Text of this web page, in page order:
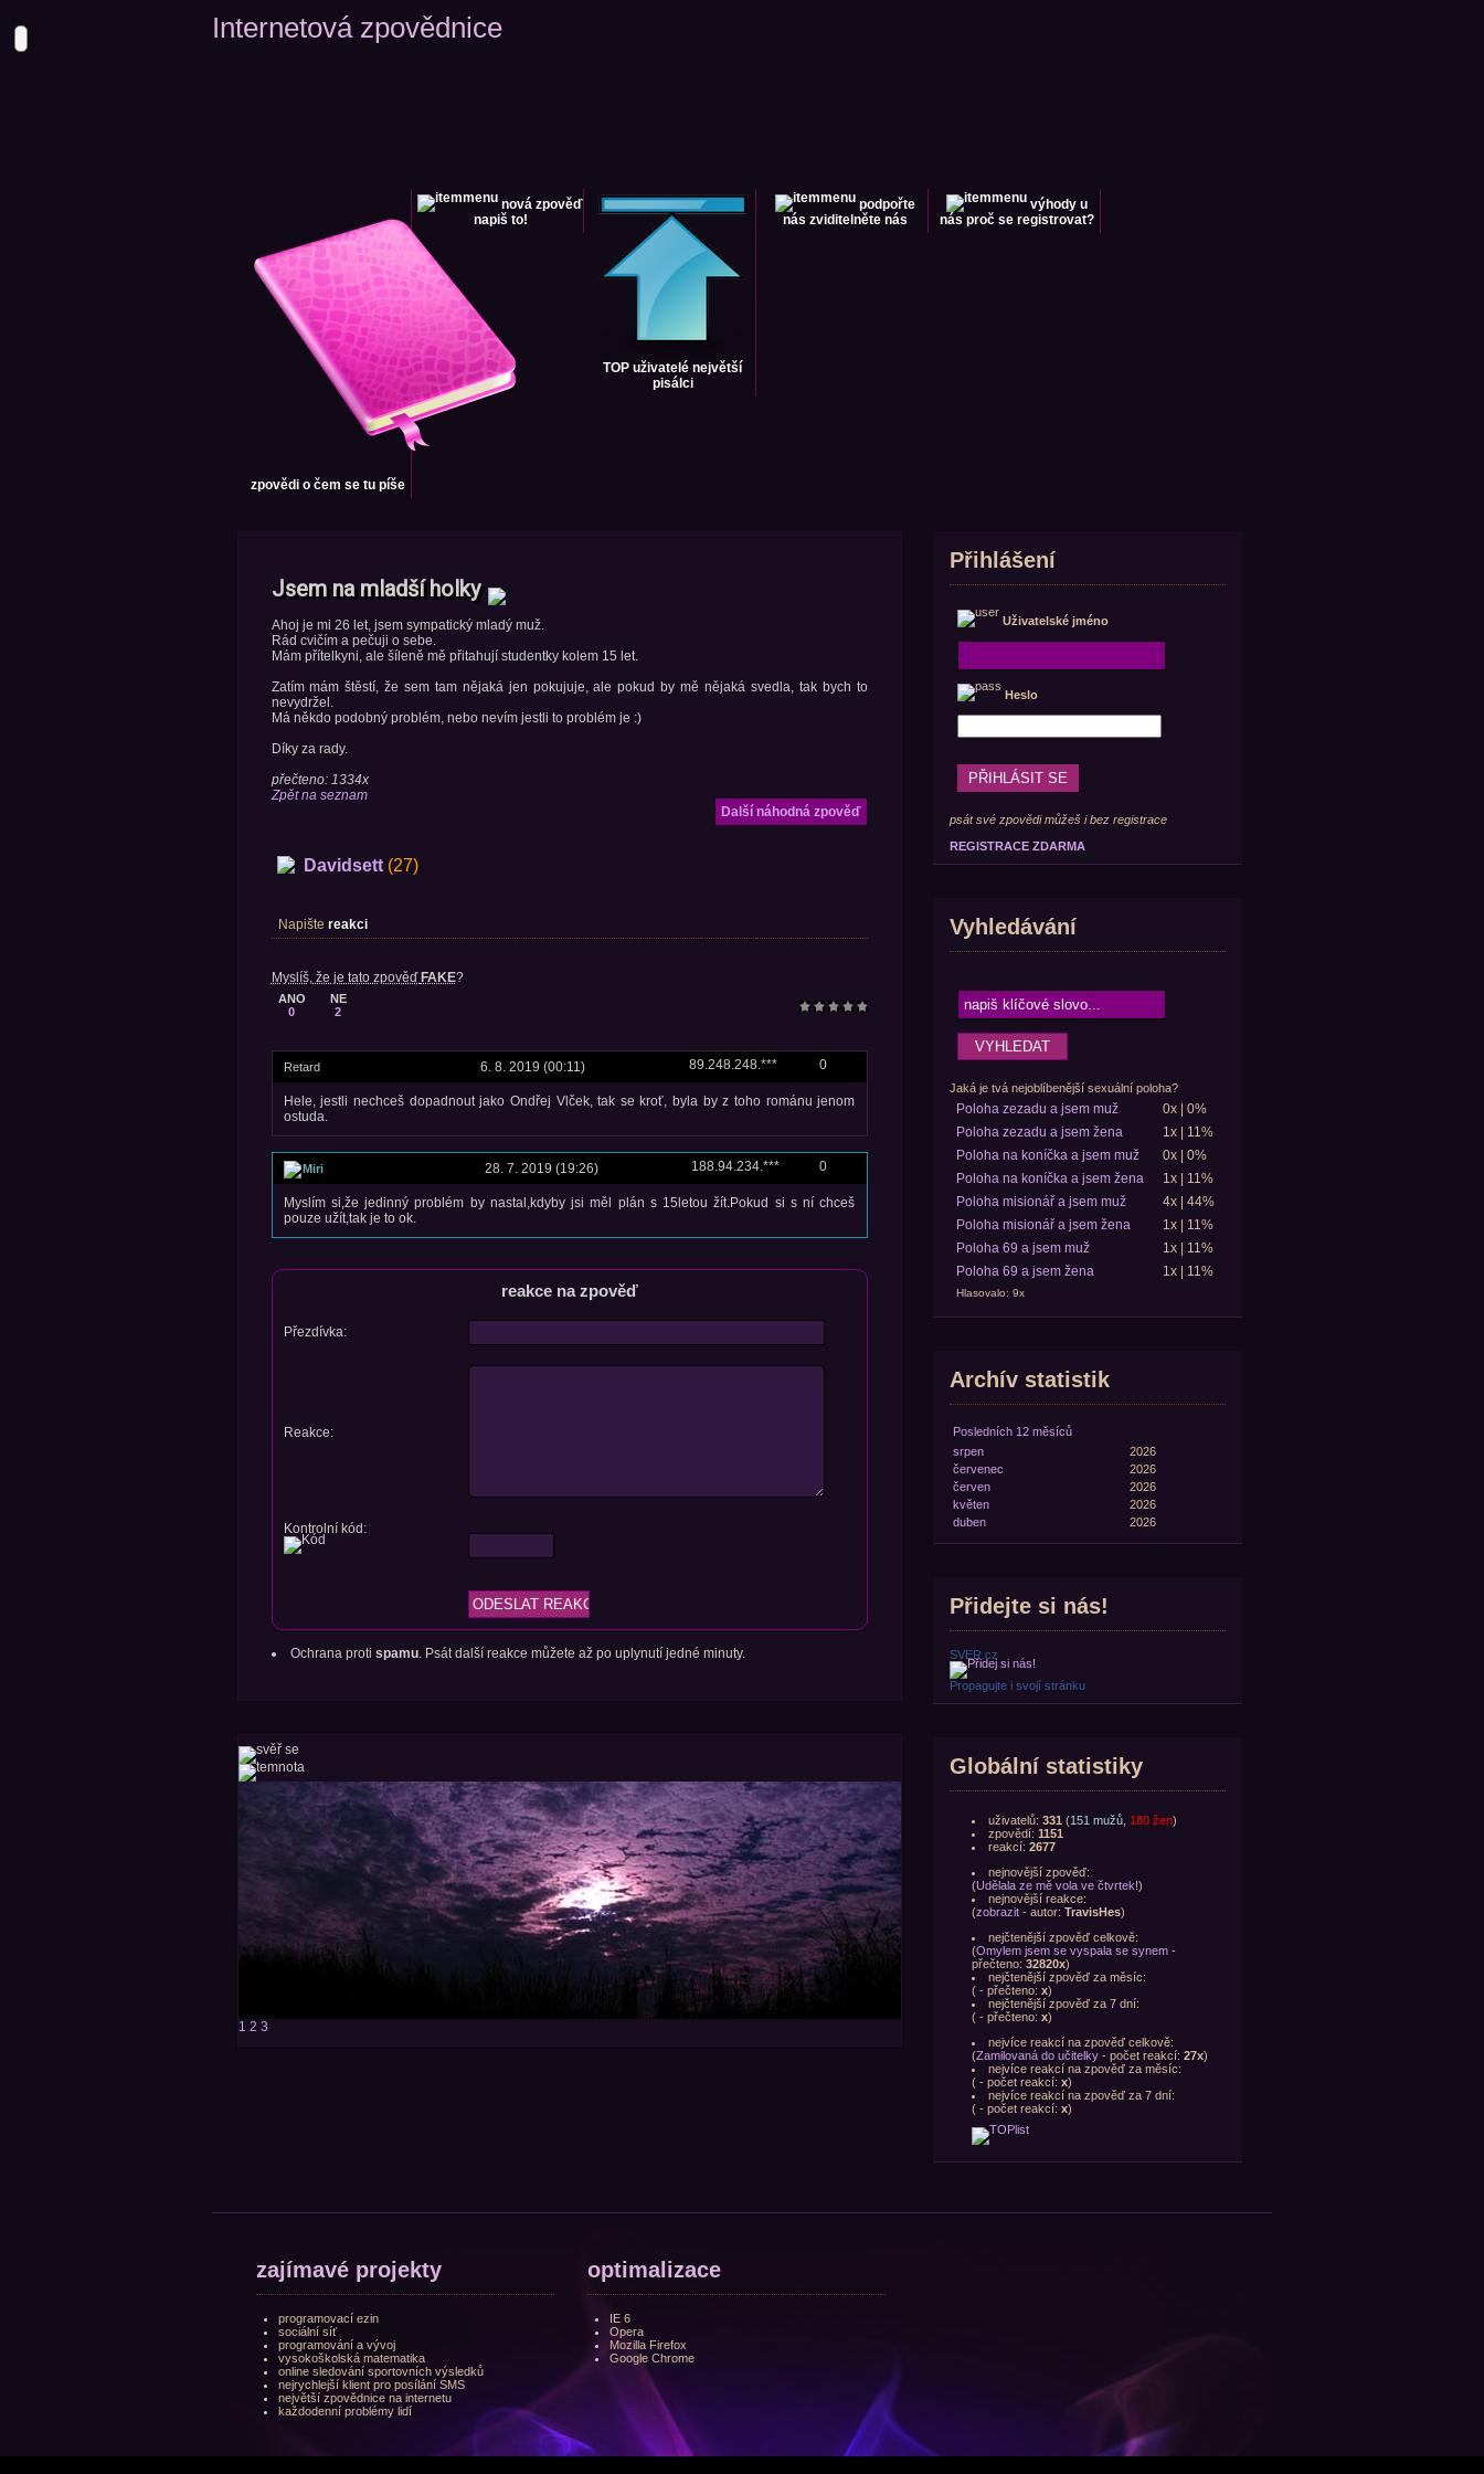
Internetová zpovědnice
zpovědi o čem se tu píše
nová zpověď
napiš to!
TOP uživatelé největší
pisálci
podpořte
nás zviditelněte nás
výhody u
nás proč se registrovat?
Jsem na mladší holky
Ahoj je mi 26 let, jsem sympatický mladý muž.
Rád cvičím a pečuji o sebe.
Mám přítelkyni, ale šíleně mě přitahují studentky kolem 15 let.
Zatím mám štěstí, že sem tam nějaká jen pokujuje, ale pokud by mě nějaká svedla, tak bych to
nevydržel.
Má někdo podobný problém, nebo nevím jestli to problém je :)
Díky za rady.
přečteno: 1334x
Zpět na seznam
Další náhodná zpověď
Davidsett(27)
Napište reakci
Myslíš, že je tato zpověďFAKE?
ANO
0
NE
2
Retard 6. 8. 2019 (00:11) 89.248.248.*** 0
Hele, jestli nechceš dopadnout jako Ondřej Vlček, tak se kroť, byla by z toho románu jenom
ostuda.
Miri 28. 7. 2019 (19:26) 188.94.234.*** 0
Myslím si,že jedinný problém by nastal,kdyby jsi měl plán s 15letou žít.Pokud si s ní chceš
pouze užít,tak je to ok.
reakce na zpověď
Přezdívka:
Reakce:
Kontrolní kód:
Ochrana proti spamu. Psát další reakce můžete až po uplynutí jedné minuty.
1 2 3
Přihlášení
Uživatelské jméno
Heslo
psát své zpovědi můžeš i bez registrace
REGISTRACE ZDARMA
Vyhledávání
Jaká je tvá nejoblíbenější sexuální poloha?
Poloha zezadu a jsem muž
0x | 0%
Poloha zezadu a jsem žena
1x | 11%
Poloha na koníčka a jsem muž
0x | 0%
Poloha na koníčka a jsem žena
1x | 11%
Poloha misionář a jsem muž
4x | 44%
Poloha misionář a jsem žena
1x | 11%
Poloha 69 a jsem muž
1x | 11%
Poloha 69 a jsem žena
1x | 11%
Hlasovalo: 9x
Archív statistik
Posledních 12 měsíců
srpen
2026
červenec
2026
červen
2026
květen
2026
duben
2026
Přidejte si nás!
SVER.cz
Propagujte i svojí stránku
Globální statistiky
uživatelů: 331 (151 mužů, 180 žen)
zpovědí: 1151
reakcí: 2677
nejnovější zpověď:
(Udělala ze mě vola ve čtvrtek!)
nejnovější reakce:
(zobrazit- autor: TravisHes)
nejčtenější zpověď celkově:
(Omylem jsem se vyspala se synem-
přečteno: 32820x)
nejčtenější zpověď za měsíc:
(- přečteno: x)
nejčtenější zpověď za 7 dní:
(- přečteno: x)
nejvíce reakcí na zpověď celkově:
(Zamilovaná do učitelky- počet reakcí: 27x)
nejvíce reakcí na zpověď za měsíc:
(- počet reakcí: x)
nejvíce reakcí na zpověď za 7 dní:
(- počet reakcí: x)
zajímavé projekty
programovací ezin
sociální síť
programování a vývoj
vysokoškolská matematika
online sledování sportovních výsledků
nejrychlejší klient pro posílání SMS
největší zpovědnice na internetu
každodenní problémy lidí
optimalizace
IE 6
Opera
Mozilla Firefox
Google Chrome